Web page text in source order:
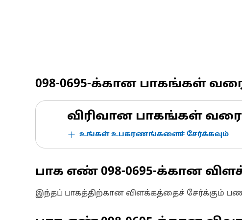
098-0695-க்கான பாகங்கள்
விரிவான பாகங்கள்
உங்கள் உபகரணங்களைச் சேர்க்கவும்
பாக எண் 098-0695-க்கான
இந்தப் பாகத்திற்கான விளக்கத்தைச் சேர்க்கும்